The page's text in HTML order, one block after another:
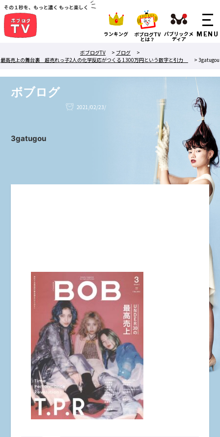
その１秒を、もっと濃く もっと楽しく
ランキング ボブログTV
とは？
パブリックメ
ディア
ボブログTV
> ブログ
>
最高売上の舞台裏 超売れっ子2人の化学反応がつくる 1300万円という数字と引力
> 3gatugou
ボブログ
2021/02/23/
3gatugou